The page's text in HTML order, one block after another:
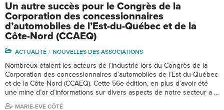
Un autre succès pour le Congrès de la
Corporation des concessionnaires
d’automobiles de l’Est-du-Québec et de la
Côte-Nord (CCAEQ)
ACTUALITÉ NOUVELLES DES ASSOCIATIONS
Nombreux étaient les acteurs de l’industrie lors du Congrès de la
Corporation des concessionnaires d’automobiles de l’Est-du-Québec
et de la Côte-Nord (CCAEQ). Cette 56e édition, en plus d’avoir été
une mine d’or d’informations sur divers aspects de notre secteur a …
MARIE-EVE CÔTÉ